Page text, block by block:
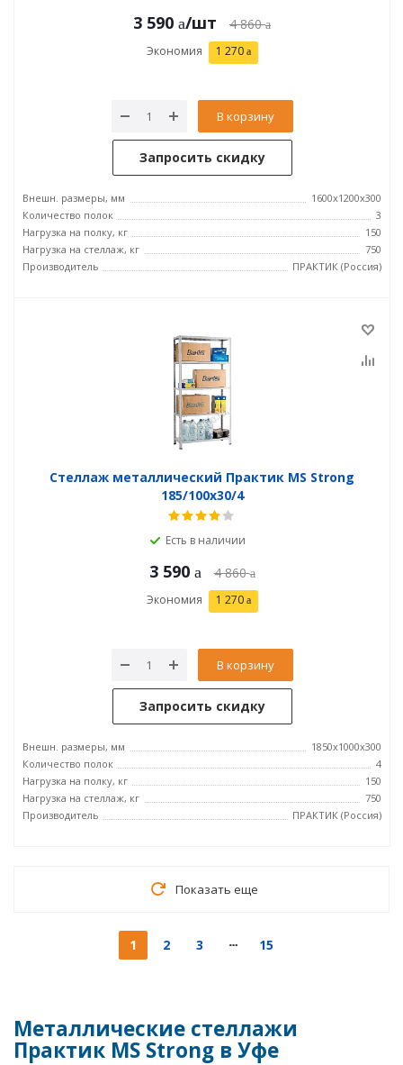
3 590 /шт 4 860
Экономия 1 270
В корзину
Запросить скидку
Внешн. размеры, мм
1600x1200x300
Количество полок
3
Нагрузка на полку, кг
150
Нагрузка на стеллаж, кг
750
Производитель
ПРАКТИК (Россия)
Стеллаж металлический Практик MS Strong
185/100x30/4
Есть в наличии
3 590 4 860
Экономия 1 270
В корзину
Запросить скидку
Внешн. размеры, мм
1850x1000x300
Количество полок
4
Нагрузка на полку, кг
150
Нагрузка на стеллаж, кг
750
Производитель
ПРАКТИК (Россия)
Показать еще
1 2 3 15
Металлические стеллажи
Практик MS Strong в Уфе